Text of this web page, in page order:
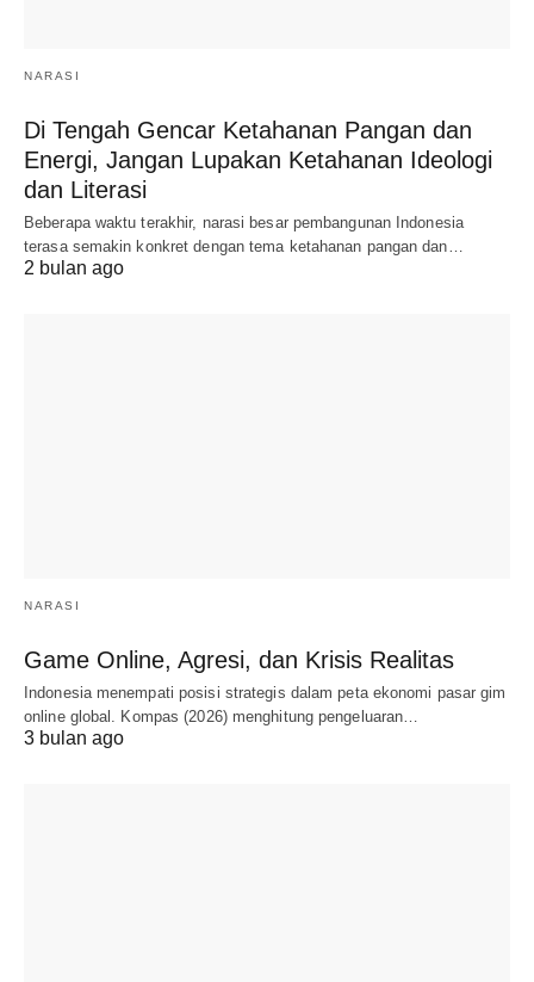
NARASI
Di Tengah Gencar Ketahanan Pangan dan
Energi, Jangan Lupakan Ketahanan Ideologi
dan Literasi
Beberapa waktu terakhir, narasi besar pembangunan Indonesia
terasa semakin konkret dengan tema ketahanan pangan dan…
2 bulan ago
NARASI
Game Online, Agresi, dan Krisis Realitas
Indonesia menempati posisi strategis dalam peta ekonomi pasar gim
online global. Kompas (2026) menghitung pengeluaran…
3 bulan ago